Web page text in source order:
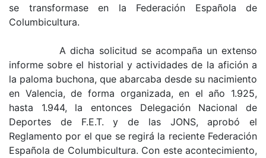
se transformase en la Federación Española de
Columbicultura.
A dicha solicitud se acompaña un extenso
informe sobre el historial y actividades de la afición a
la paloma buchona, que abarcaba desde su nacimiento
en Valencia, de forma organizada, en el año 1.925,
hasta 1.944, la entonces Delegación Nacional de
Deportes de F.E.T. y de las JONS, aprobó el
Reglamento por el que se regirá la reciente Federación
Española de Columbicultura. Con este acontecimiento,